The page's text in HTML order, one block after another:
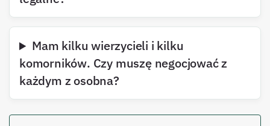
Mam kilku wierzycieli i kilku
komorników. Czy muszę negocjować z
każdym z osobna?